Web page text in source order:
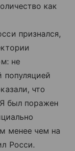
как
признался,
не
популяцией
что
был поражен
менее чем на
Росси.